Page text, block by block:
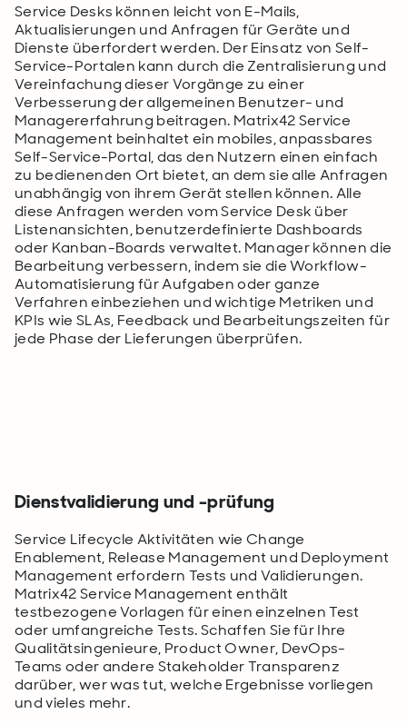
Service Desks können leicht von E-Mails,
Aktualisierungen und Anfragen für Geräte und
Dienste überfordert werden. Der Einsatz von Self-
Service-Portalen kann durch die Zentralisierung und
Vereinfachung dieser Vorgänge zu einer
Verbesserung der allgemeinen Benutzer- und
Managererfahrung beitragen. Matrix42 Service
Management beinhaltet ein mobiles, anpassbares
Self-Service-Portal, das den Nutzern einen einfach
zu bedienenden Ort bietet, an dem sie alle Anfragen
unabhängig von ihrem Gerät stellen können. Alle
diese Anfragen werden vom Service Desk über
Listenansichten, benutzerdefinierte Dashboards
oder Kanban-Boards verwaltet. Manager können die
Bearbeitung verbessern, indem sie die Workflow-
Automatisierung für Aufgaben oder ganze
Verfahren einbeziehen und wichtige Metriken und
KPIs wie SLAs, Feedback und Bearbeitungszeiten für
jede Phase der Lieferungen überprüfen.
Dienstvalidierung und -prüfung
Service Lifecycle Aktivitäten wie Change
Enablement, Release Management und Deployment
Management erfordern Tests und Validierungen.
Matrix42 Service Management enthält
testbezogene Vorlagen für einen einzelnen Test
oder umfangreiche Tests. Schaffen Sie für Ihre
Qualitätsingenieure, Product Owner, DevOps-
Teams oder andere Stakeholder Transparenz
darüber, wer was tut, welche Ergebnisse vorliegen
und vieles mehr.